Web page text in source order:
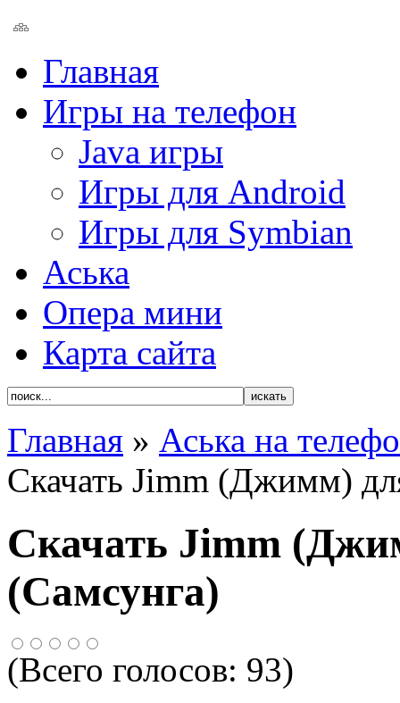
Главная
Игры на телефон
Java игры
Игры для Android
Игры для Symbian
Аська
Опера мини
Карта сайта
Главная » Аська на
Скачать Jimm (Джимм)
Скачать Jimm
(Самсунга)
(Всего голосов: 93)